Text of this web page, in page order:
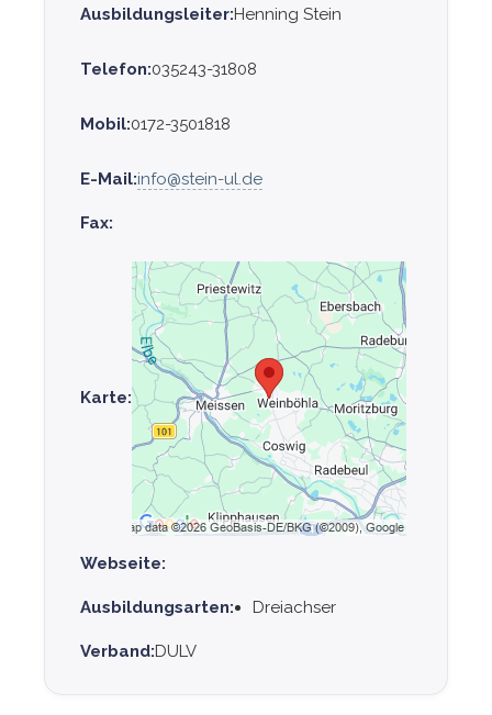
Ausbildungsleiter:Henning Stein
Telefon:035243-31808
Mobil:0172-3501818
E-Mail:info@stein-ul.de
Fax:
Karte:
Webseite:
Ausbildungsarten: Dreiachser
Verband:DULV